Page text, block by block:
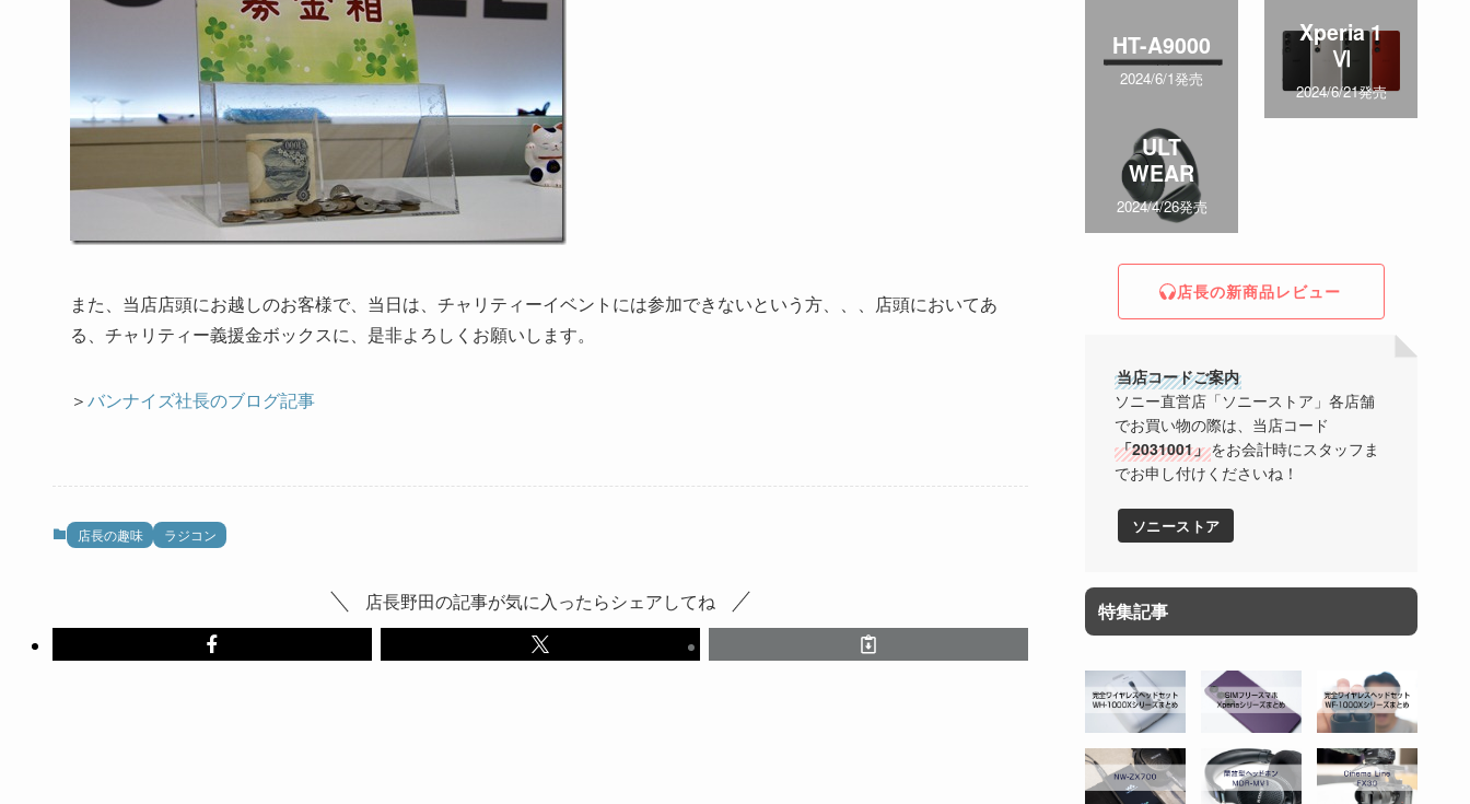
また、当店店頭にお越しのお客様で、当日は、チャリティーイベントには参加できないという方、、、店頭においてあ
る、チャリティー義援金ボックスに、是非よろしくお願いします。
＞バンナイズ社長のブログ記事
店長の趣味 ラジコン
店長野田の記事が気に入ったらシェアしてね
HT-A9000
2024/6/1発売
Xperia 1
Ⅵ
2024/6/21発売
ULT
WEAR
2024/4/26発売
店長の新商品レビュー
当店コードご案内
ソニー直営店「ソニーストア」各店舗
でお買い物の際は、当店コード
「2031001」をお会計時にスタッフま
でお申し付けくださいね！
ソニーストア
特集記事